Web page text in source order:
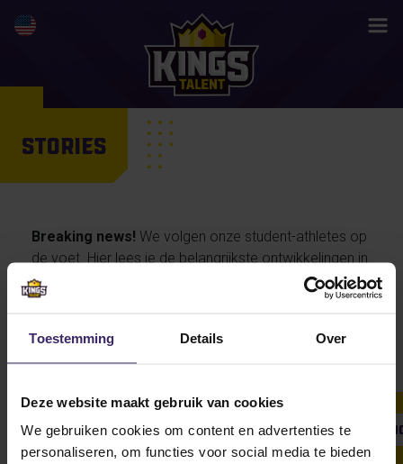
Toestemming Details Over
Deze website maakt gebruik van cookies
We gebruiken cookies om content en advertenties te
personaliseren, om functies voor social media te bieden
STORIES
Breaking news! We volgen onze student-athletes op
de voet. Hier lees je de belangrijkste ontwikkelingen in
hun activiteiten en prestaties, maar ook de
persoonlijke verhalen van onze talenten… en straks
SHOW ALL WEEKLY UPDATE